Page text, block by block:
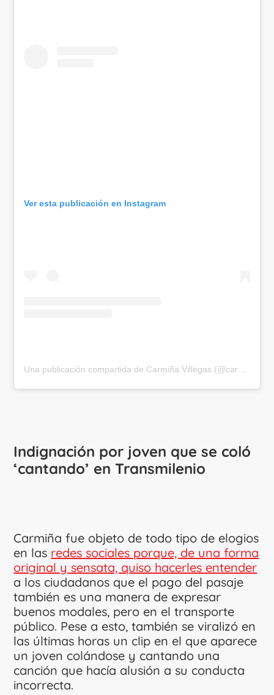
Ver esta publicación en Instagram
Indignación por joven que se coló
‘cantando’ en Transmilenio
Carmiña fue objeto de todo tipo de elogios
en las redes sociales porque, de una forma
original y sensata, quiso hacerles entender
a los ciudadanos que el pago del pasaje
también es una manera de expresar
buenos modales, pero en el transporte
público. Pese a esto, también se viralizó en
las últimas horas un clip en el que aparece
un joven colándose y cantando una
canción que hacía alusión a su conducta
incorrecta.